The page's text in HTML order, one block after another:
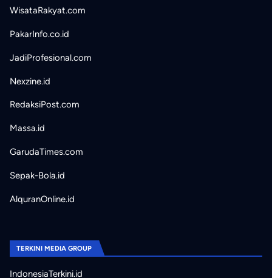
WisataRakyat.com
PakarInfo.co.id
JadiProfesional.com
Nexzine.id
RedaksiPost.com
Massa.id
GarudaTimes.com
Sepak-Bola.id
AlquranOnline.id
TERKINI MEDIA GROUP
IndonesiaTerkini.id